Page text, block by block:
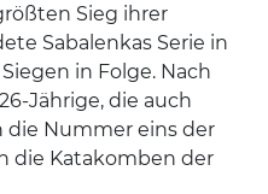
Sieg ihrer
Sabalenkas Serie in
in Folge. Nach
Jährige, die auch
die Nummer eins der
die Katakomben der